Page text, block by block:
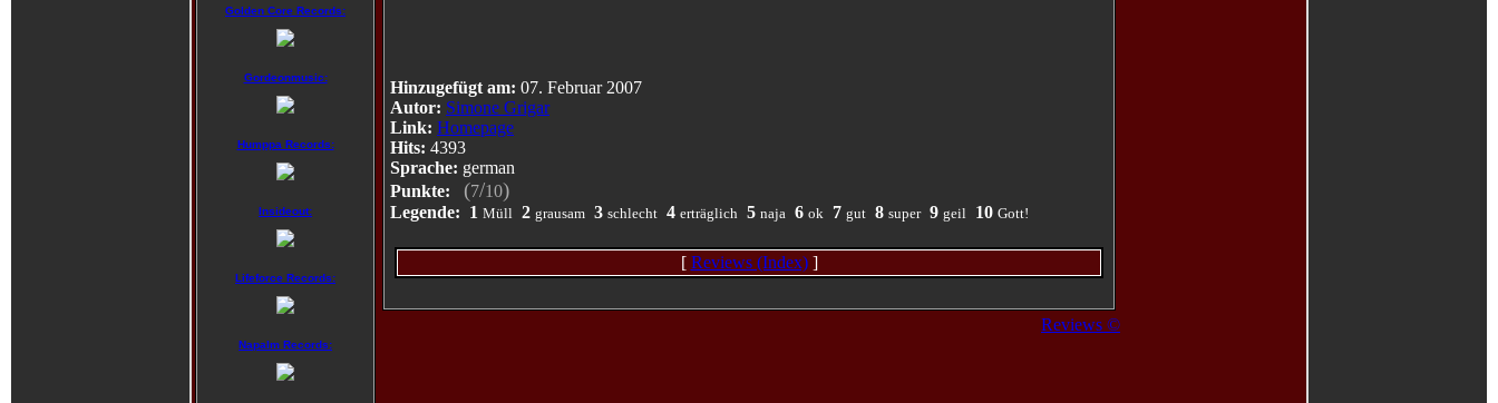
Golden Core Records:
Gordeonmusic:
Humppa Records:
Insideout:
Lifeforce Records:
Napalm Records:
Hinzugefügt am: 07. Februar 2007
Autor: Simone Grigar
Link: Homepage
Hits: 4393
Sprache: german
Punkte:
(7/10)
Legende: 1 Müll 2 grausam 3 schlecht 4 erträglich 5 naja 6 ok 7 gut 8 super 9 geil 10 Gott!
[ Reviews (Index)]
Reviews ©